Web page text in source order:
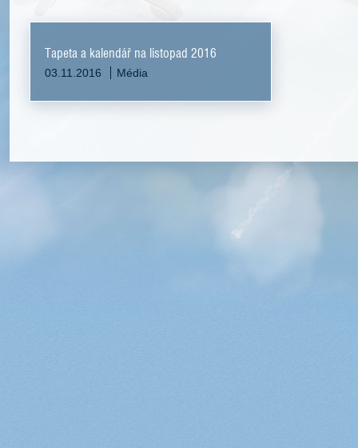
Tapeta a kalendář na listopad 2016
03.11.2016 Média